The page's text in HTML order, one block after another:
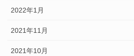
2022年1月
2021年11月
2021年10月